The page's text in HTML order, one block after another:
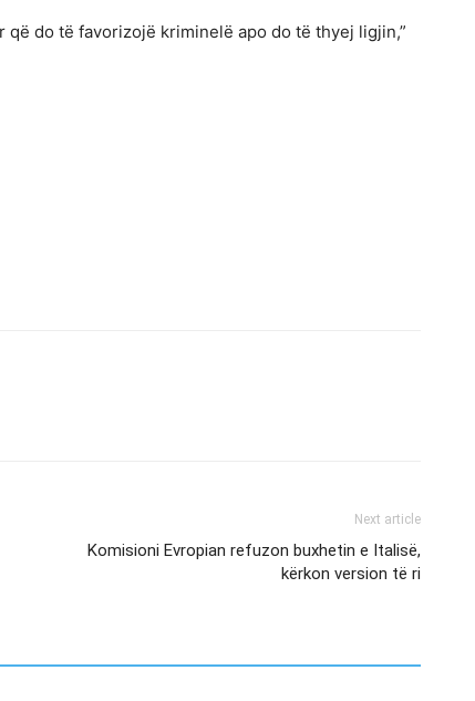
do të favorizojë kriminelë apo do të thyej ligjin,”
Next article
Komisioni Evropian refuzon buxhetin e Italisë,
kërkon version të ri